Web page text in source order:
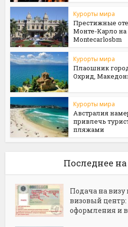
Курорты мира
Престижные
Монте-Карло на
Мontecarlosbm
Курорты мира
Плаошник
Охрид,
Курорты мира
Австралия
привлечь
пляжами
Последнее на
Подача на
визовый центр:
оформления и